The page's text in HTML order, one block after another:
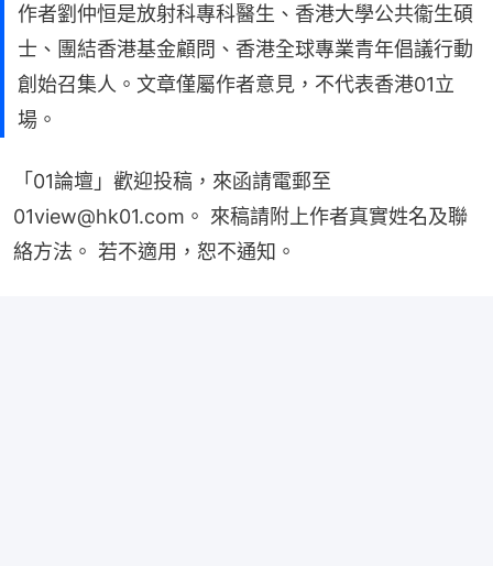
作者劉仲恒是放射科專科醫生、香港大學公共衞生碩
士、團結香港基金顧問、香港全球專業青年倡議行動
創始召集人。文章僅屬作者意見，不代表香港01立
場。
「01論壇」歡迎投稿，來函請電郵至
01view@hk01.com。 來稿請附上作者真實姓名及聯
絡方法。 若不適用，恕不通知。